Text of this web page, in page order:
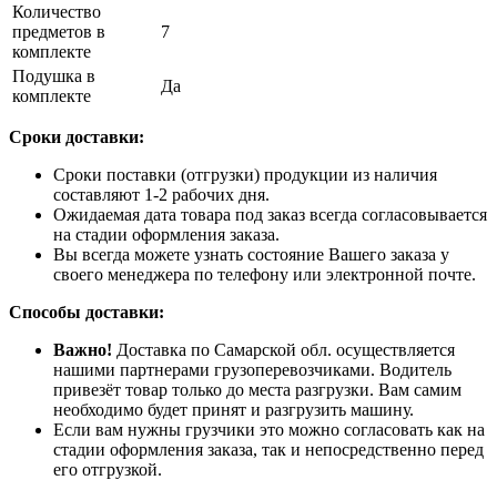
Количество
предметов в
комплекте
7
Подушка в
комплекте
Да
Сроки доставки:
Сроки поставки (отгрузки) продукции из наличия
составляют 1-2 рабочих дня.
Ожидаемая дата товара под заказ всегда согласовывается
на стадии оформления заказа.
Вы всегда можете узнать состояние Вашего заказа у
своего менеджера по телефону или электронной почте.
Способы доставки:
Важно! Доставка по Самарской обл. осуществляется
нашими партнерами грузоперевозчиками. Водитель
привезёт товар только до места разгрузки. Вам самим
необходимо будет принят и разгрузить машину.
Если вам нужны грузчики это можно согласовать как на
стадии оформления заказа, так и непосредственно перед
его отгрузкой.